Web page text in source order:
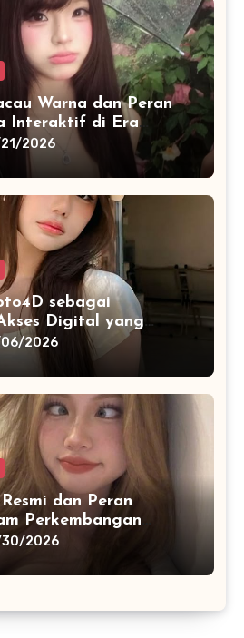
Warna dan Peran
Interaktif di Era
Modern
2026
sebagai
Digital yang
Cepat
2026
dan Peran
Perkembangan
2026